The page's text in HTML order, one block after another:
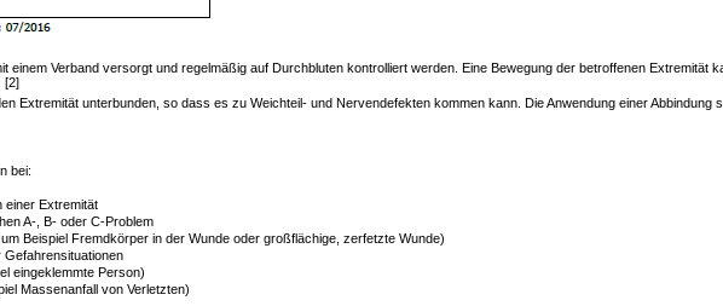
Verband versorgt und regelmäßig auf Durchbluten kontrolliert werden. Eine Bewegung der betroffenen Extremität
[2]
Extremität unterbunden, so dass es zu Weichteil- und Nervendefekten kommen kann. Die Anwendung einer
bei:
einer Extremität
A-, B- oder C-Problem
Beispiel Fremdkörper in der Wunde oder großflächige, zerfetzte Wunde)
Gefahrensituationen
eingeklemmte Person)
Massenanfall von Verletzten)